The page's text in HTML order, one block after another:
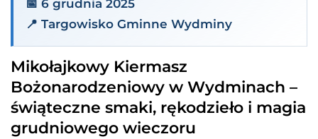
📅 6 grudnia 2025
📍 Targowisko Gminne Wydminy
Mikołajkowy Kiermasz
Bożonarodzeniowy w Wydminach –
świąteczne smaki, rękodzieło i magia
grudniowego wieczoru